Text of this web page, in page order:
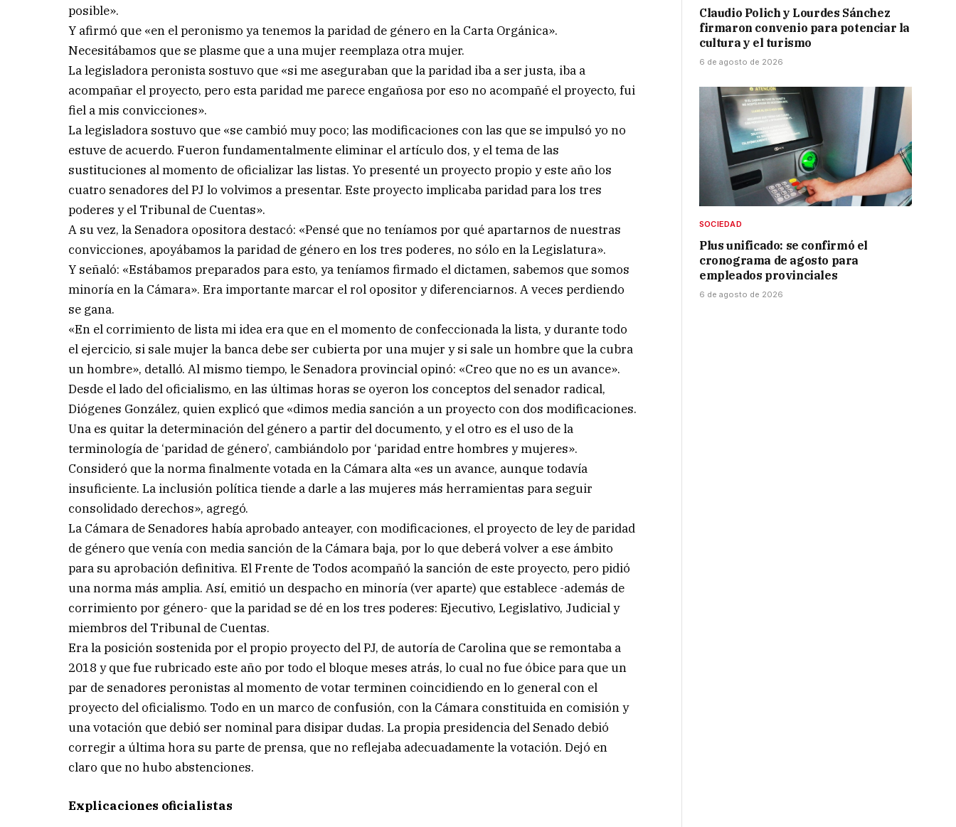
posible».
Y afirmó que «en el peronismo ya tenemos la paridad de género en la Carta Orgánica».
Necesitábamos que se plasme que a una mujer reemplaza otra mujer.
La legisladora peronista sostuvo que «si me aseguraban que la paridad iba a ser justa, iba a
acompañar el proyecto, pero esta paridad me parece engañosa por eso no acompañé el proyecto, fui
fiel a mis convicciones».
La legisladora sostuvo que «se cambió muy poco; las modificaciones con las que se impulsó yo no
estuve de acuerdo. Fueron fundamentalmente eliminar el artículo dos, y el tema de las
sustituciones al momento de oficializar las listas. Yo presenté un proyecto propio y este año los
cuatro senadores del PJ lo volvimos a presentar. Este proyecto implicaba paridad para los tres
poderes y el Tribunal de Cuentas».
A su vez, la Senadora opositora destacó: «Pensé que no teníamos por qué apartarnos de nuestras
convicciones, apoyábamos la paridad de género en los tres poderes, no sólo en la Legislatura».
Y señaló: «Estábamos preparados para esto, ya teníamos firmado el dictamen, sabemos que somos
minoría en la Cámara». Era importante marcar el rol opositor y diferenciarnos. A veces perdiendo
se gana.
«En el corrimiento de lista mi idea era que en el momento de confeccionada la lista, y durante todo
el ejercicio, si sale mujer la banca debe ser cubierta por una mujer y si sale un hombre que la cubra
un hombre», detalló. Al mismo tiempo, le Senadora provincial opinó: «Creo que no es un avance».
Desde el lado del oficialismo, en las últimas horas se oyeron los conceptos del senador radical,
Diógenes González, quien explicó que «dimos media sanción a un proyecto con dos modificaciones.
Una es quitar la determinación del género a partir del documento, y el otro es el uso de la
terminología de ‘paridad de género’, cambiándolo por ‘paridad entre hombres y mujeres».
Consideró que la norma finalmente votada en la Cámara alta «es un avance, aunque todavía
insuficiente. La inclusión política tiende a darle a las mujeres más herramientas para seguir
consolidado derechos», agregó.
La Cámara de Senadores había aprobado anteayer, con modificaciones, el proyecto de ley de paridad
de género que venía con media sanción de la Cámara baja, por lo que deberá volver a ese ámbito
para su aprobación definitiva. El Frente de Todos acompañó la sanción de este proyecto, pero pidió
una norma más amplia. Así, emitió un despacho en minoría (ver aparte) que establece -además de
corrimiento por género- que la paridad se dé en los tres poderes: Ejecutivo, Legislativo, Judicial y
miembros del Tribunal de Cuentas.
Era la posición sostenida por el propio proyecto del PJ, de autoría de Carolina que se remontaba a
2018 y que fue rubricado este año por todo el bloque meses atrás, lo cual no fue óbice para que un
par de senadores peronistas al momento de votar terminen coincidiendo en lo general con el
proyecto del oficialismo. Todo en un marco de confusión, con la Cámara constituida en comisión y
una votación que debió ser nominal para disipar dudas. La propia presidencia del Senado debió
corregir a última hora su parte de prensa, que no reflejaba adecuadamente la votación. Dejó en
claro que no hubo abstenciones.
Explicaciones oficialistas
Claudio Polich y Lourdes Sánchez
firmaron convenio para potenciar la
cultura y el turismo
6 de agosto de 2026
SOCIEDAD
Plus unificado: se confirmó el
cronograma de agosto para
empleados provinciales
6 de agosto de 2026